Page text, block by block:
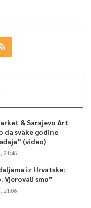
& Sarajevo Art
da svake godine
(video)
21:46
iz Hrvatske:
Vjerovali smo”
21:06